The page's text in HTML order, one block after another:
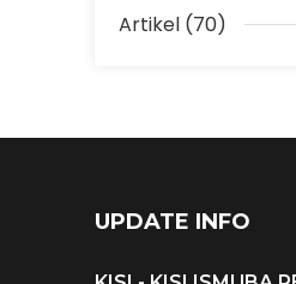
Artikel (70)
UPDATE INFO